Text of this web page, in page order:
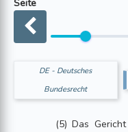
Seite
DE - Deutsches
Bundesrecht
(5) Das